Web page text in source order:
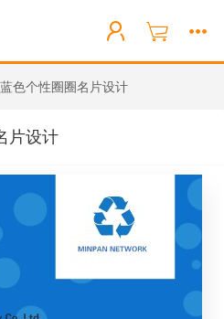
色个性圈圈名片设计
片设计